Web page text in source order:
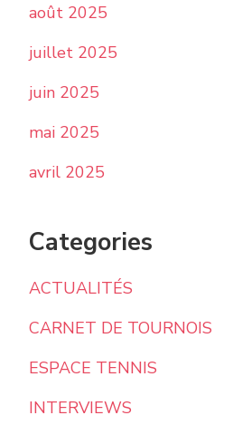
août 2025
juillet 2025
juin 2025
mai 2025
avril 2025
Categories
ACTUALITÉS
CARNET DE TOURNOIS
ESPACE TENNIS
INTERVIEWS